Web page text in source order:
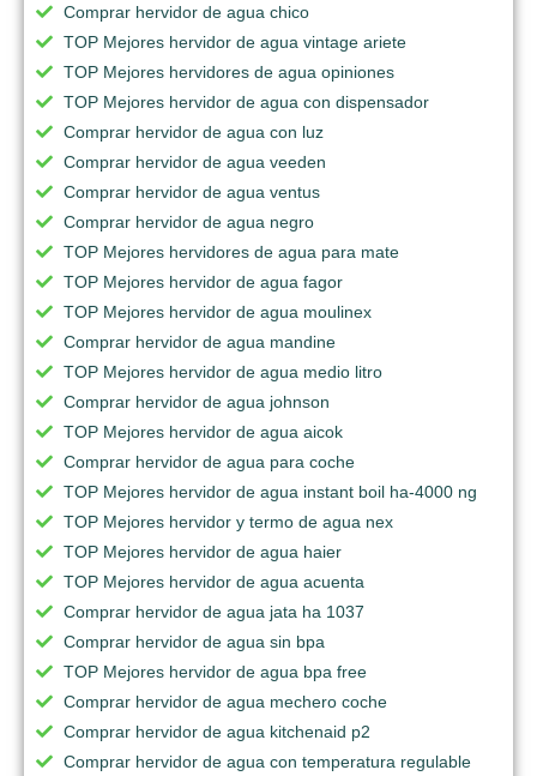
Comprar hervidor de agua chico
TOP Mejores hervidor de agua vintage ariete
TOP Mejores hervidores de agua opiniones
TOP Mejores hervidor de agua con dispensador
Comprar hervidor de agua con luz
Comprar hervidor de agua veeden
Comprar hervidor de agua ventus
Comprar hervidor de agua negro
TOP Mejores hervidores de agua para mate
TOP Mejores hervidor de agua fagor
TOP Mejores hervidor de agua moulinex
Comprar hervidor de agua mandine
TOP Mejores hervidor de agua medio litro
Comprar hervidor de agua johnson
TOP Mejores hervidor de agua aicok
Comprar hervidor de agua para coche
TOP Mejores hervidor de agua instant boil ha-4000 ng
TOP Mejores hervidor y termo de agua nex
TOP Mejores hervidor de agua haier
TOP Mejores hervidor de agua acuenta
Comprar hervidor de agua jata ha 1037
Comprar hervidor de agua sin bpa
TOP Mejores hervidor de agua bpa free
Comprar hervidor de agua mechero coche
Comprar hervidor de agua kitchenaid p2
Comprar hervidor de agua con temperatura regulable